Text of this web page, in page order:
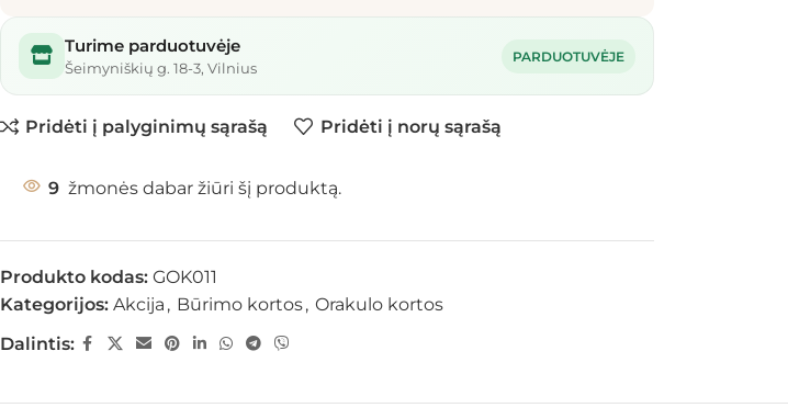
Turime parduotuvėje
Šeimyniškių g. 18-3, Vilnius
PARDUOTUVĖJE
Pridėti į palyginimų sąrašą Pridėti į norų sąrašą
9 žmonės dabar žiūri šį produktą.
Produkto kodas: GOK011
Kategorijos: Akcija , Būrimo kortos, Orakulo kortos
Dalintis: